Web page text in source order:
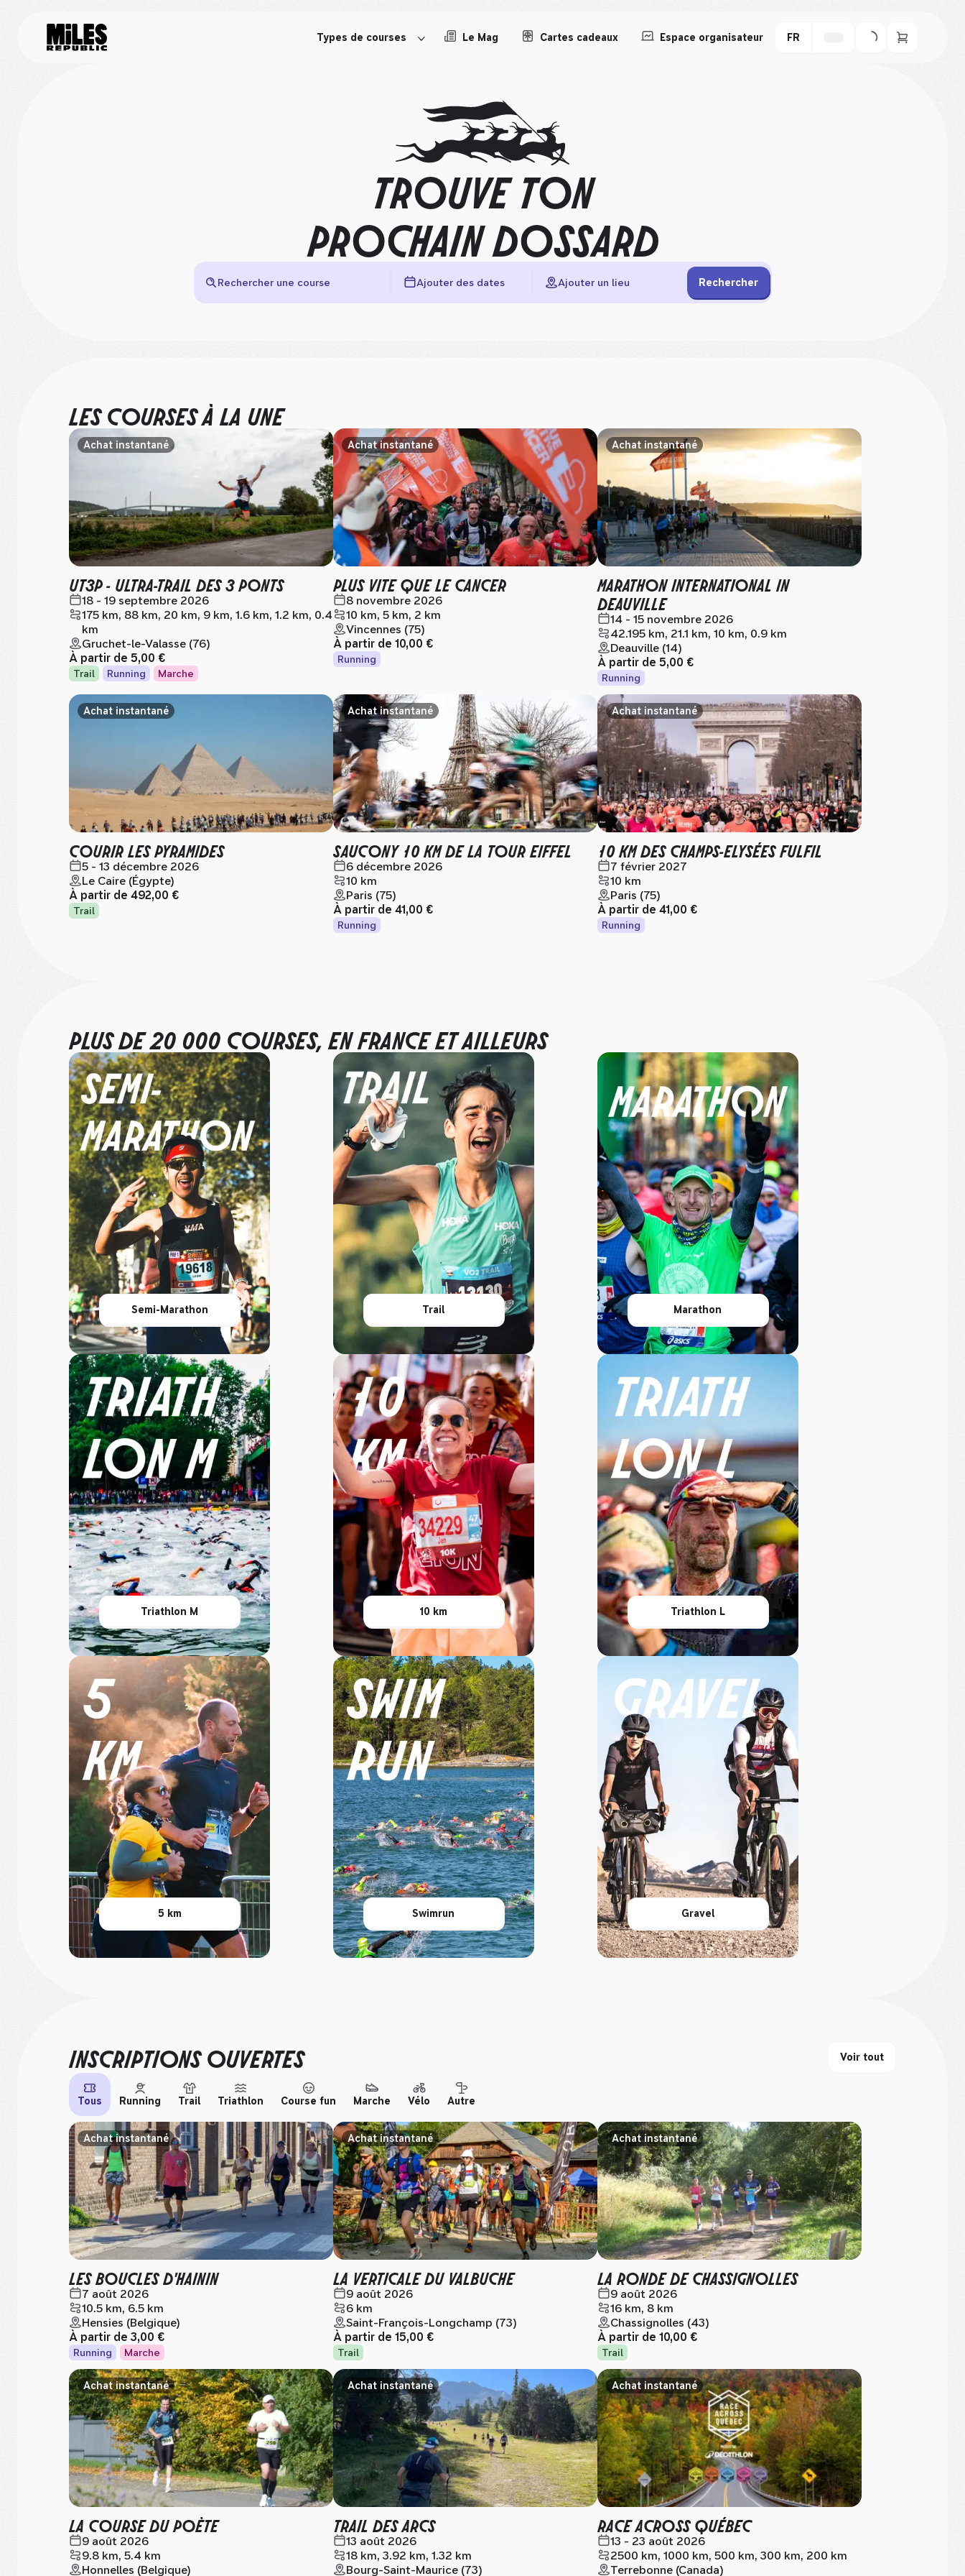
Types de courses Le Mag Cartes cadeaux Espace organisateur FR
TROUVE TON
PROCHAIN DOSSARD
Rechercher une course Ajouter des dates Ajouter un lieu Rechercher
LES COURSES À LA UNE
Achat instantané
UT3P - ULTRA-TRAIL DES 3 PONTS
18 - 19 septembre 2026
175 km, 88 km, 20 km, 9 km, 1.6 km, 1.2 km, 0.4
km
Gruchet-le-Valasse (76)
À partir de 5,00 €
Trail Running Marche
Achat instantané
PLUS VITE QUE LE CANCER
8 novembre 2026
10 km, 5 km, 2 km
Vincennes (75)
À partir de 10,00 €
Running
Achat instantané
MARATHON INTERNATIONAL IN
DEAUVILLE
14 - 15 novembre 2026
42.195 km, 21.1 km, 10 km, 0.9 km
Deauville (14)
À partir de 5,00 €
Running
Achat instantané
COURIR LES PYRAMIDES
5 - 13 décembre 2026
Le Caire (Égypte)
À partir de 492,00 €
Trail
Achat instantané
SAUCONY 10 KM DE LA TOUR EIFFEL
6 décembre 2026
10 km
Paris (75)
À partir de 41,00 €
Running
Achat instantané
10 KM DES CHAMPS-ELYSÉES FULFIL
7 février 2027
10 km
Paris (75)
À partir de 41,00 €
Running
PLUS DE 20 000 COURSES EN FRANCE ET AILLEURS
Semi-Marathon Trail Marathon
Triathlon M 10 km Triathlon L
5 km Swimrun Gravel
INSCRIPTIONS OUVERTES Voir tout
Tous Running Trail Triathlon Course fun Marche Vélo Autre
Achat instantané
LES BOUCLES D'HAININ
7 août 2026
10.5 km, 6.5 km
Hensies (Belgique)
À partir de 3,00 €
Running Marche
Achat instantané
LA VERTICALE DU VALBUCHE
9 août 2026
6 km
Saint-François-Longchamp (73)
À partir de 15,00 €
Trail
Achat instantané
LA RONDE DE CHASSIGNOLLES
9 août 2026
16 km, 8 km
Chassignolles (43)
À partir de 10,00 €
Trail
Achat instantané
LA COURSE DU POÈTE
9 août 2026
9.8 km, 5.4 km
Honnelles (Belgique)
Achat instantané
TRAIL DES ARCS
13 août 2026
18 km, 3.92 km, 1.32 km
Bourg-Saint-Maurice (73)
Achat instantané
RACE ACROSS QUÉBEC
13 - 23 août 2026
2500 km, 1000 km, 500 km, 300 km, 200 km
Terrebonne (Canada)